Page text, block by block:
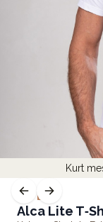
Kurt
LITE
Alca Lite